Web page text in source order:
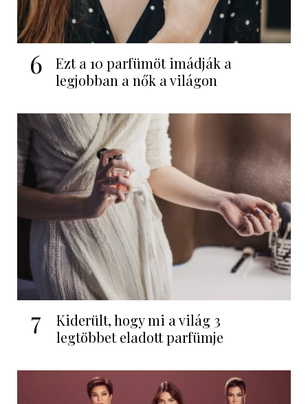
6
Ezt a 10 parfümöt imádják a
legjobban a nők a világon
7
Kiderült, hogy mi a világ 3
legtöbbet eladott parfümje